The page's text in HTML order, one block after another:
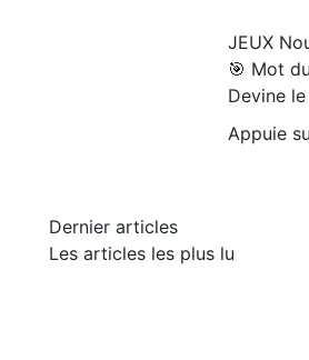
JEUX
🎯 Mot
Devine le
Appuie
Dernier articles
Les articles les plus lu